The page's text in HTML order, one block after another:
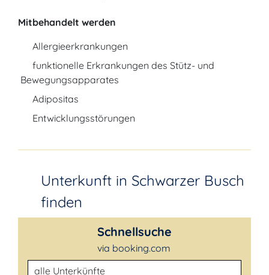
Mitbehandelt werden
Allergieerkrankungen
funktionelle Erkrankungen des Stütz- und
Bewegungsapparates
Adipositas
Entwicklungsstörungen
Unterkunft in Schwarzer Busch
finden
Schnellsuche
via booking.com
Unterkunftsart